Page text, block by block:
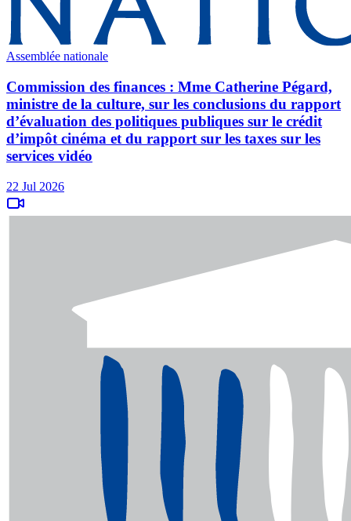
Assemblée nationale
Commission des finances : Mme Catherine Pégard,
ministre de la culture, sur les conclusions du rapport
d’évaluation des politiques publiques sur le crédit
d’impôt cinéma et du rapport sur les taxes sur les
services vidéo
22 Jul 2026